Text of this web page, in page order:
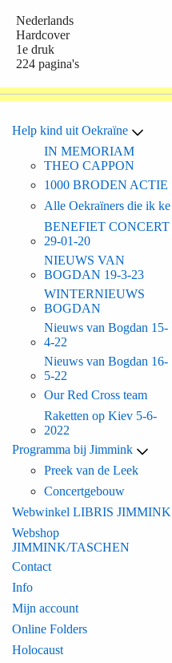
Nederlands
Hardcover
1e druk
224 pagina's
Help kind uit Oekraïne
IN MEMORIAM
THEO CAPPON
1000 BRODEN ACTIE
Alle Oekraïners die ik ke
BENEFIET CONCERT
29-01-20
NIEUWS VAN
BOGDAN 19-3-23
WINTERNIEUWS
BOGDAN
Nieuws van Bogdan 15-
4-22
Nieuws van Bogdan 16-
5-22
Our Red Cross team
Raketten op Kiev 5-6-
2022
Programma bij Jimmink
Preek van de Leek
Concertgebouw
Webwinkel LIBRIS JIMMINK
Webshop
JIMMINK/TASCHEN
Contact
Info
Mijn account
Online Folders
Holocaust